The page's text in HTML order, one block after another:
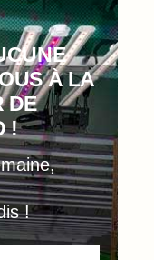
À LA
DE
!
!